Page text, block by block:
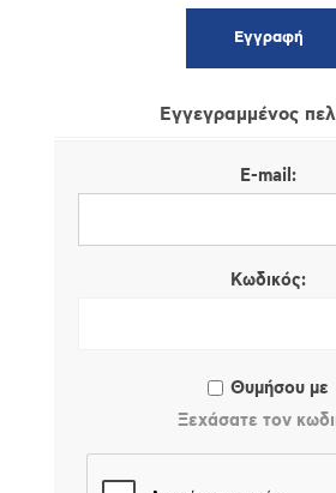
Εγγεγραμμένος
E-mail:
Κωδικός:
Θυμήσου με
Ξεχάσατε τον